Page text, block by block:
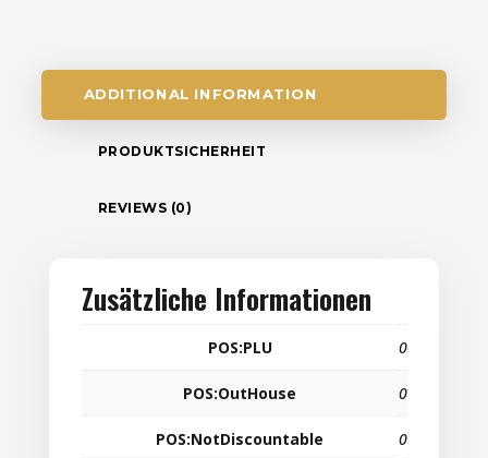
ADDITIONAL INFORMATION
PRODUKTSICHERHEIT
REVIEWS (0)
Zusätzliche Informationen
POS:PLU 0
POS:OutHouse 0
POS:NotDiscountable 0